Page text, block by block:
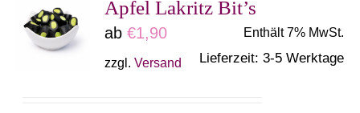
Apfel Lakritz Bit’s
ab€1,90 Enthält 7% MwSt.
zzgl.Versand Lieferzeit: 3-5 Werktage